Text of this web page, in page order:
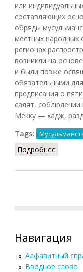
или
составляющих
обряды
местных народных
регионах
возникли на
и были позже
обязательными
предписания о
салят,
Мекку — хадж,
Tags:
Подробнее
Навигация
Алфавитный
Вводное слово